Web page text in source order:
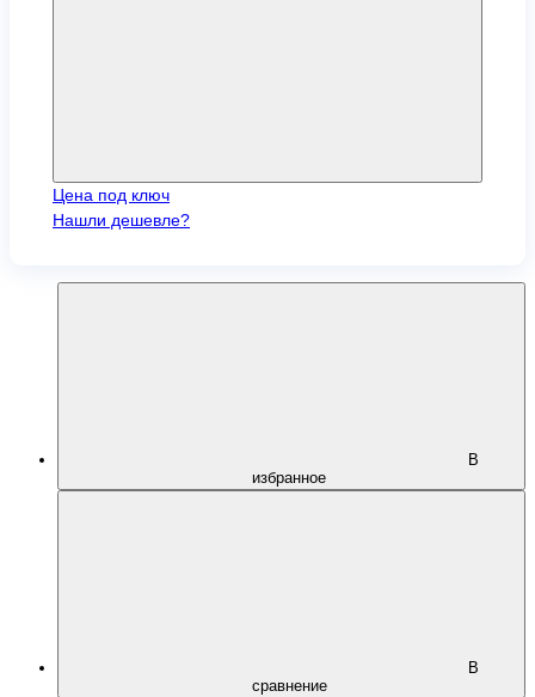
Цена под ключ
Нашли дешевле?
В
избранное
В
сравнение